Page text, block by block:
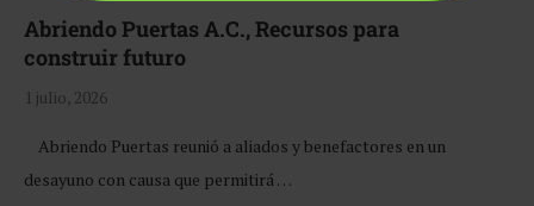
Abriendo Puertas A.C., Recursos para
construir futuro
1 julio, 2026
Abriendo Puertas reunió a aliados y benefactores en un
desayuno con causa que permitirá …